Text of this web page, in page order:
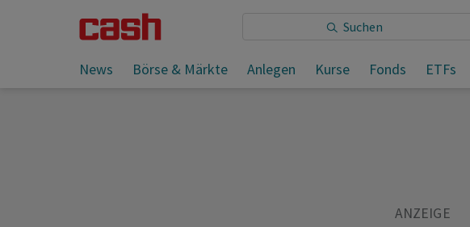
News Börse & Märkte Anlegen Kurse Fonds ETFs